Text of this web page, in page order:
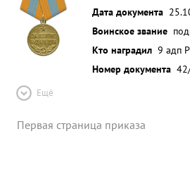
Дата документа
Воинское звание
Кто наградил 9 адп
Номер документа
Ещё
Первая страница приказа